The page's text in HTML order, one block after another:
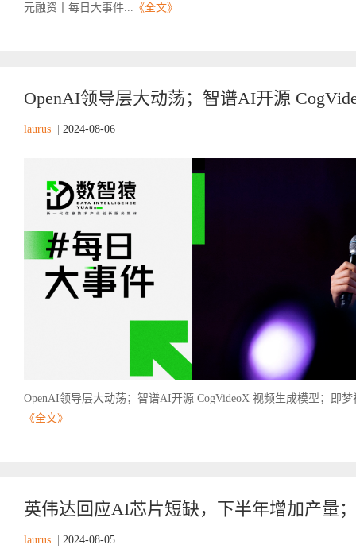
元融资丨每日大事件... 《全文》
OpenAI领导层大动荡；智谱AI开源
laurus 2024-08-06
OpenAI领导层大动荡；智谱AI开源 CogVideoX 视频生成模型；即
《全文》
英伟达回应AI芯片短缺，下半年增加产量
laurus 2024-08-05